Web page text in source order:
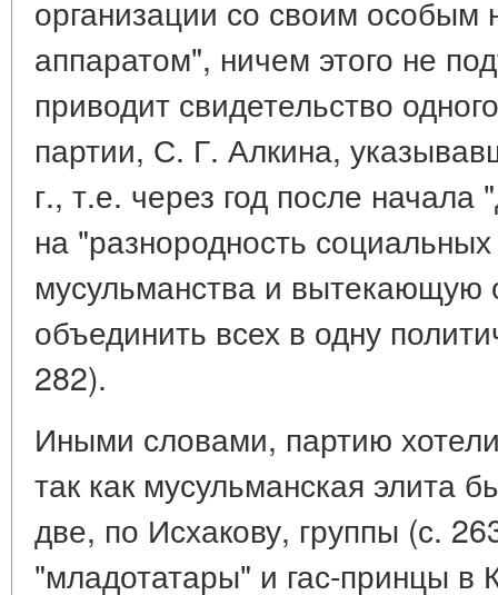
организации со своим
аппаратом", ничем этого не
приводит свидетельство
партии, С. Г. Алкина,
г., т.е. через год после
на "разнородность
мусульманства и вытекающую
объединить всех в одну
282).
Иными словами, партию
так как мусульманская элита
две, по Исхакову, группы (с.
"младотатары" и гас-принцы в